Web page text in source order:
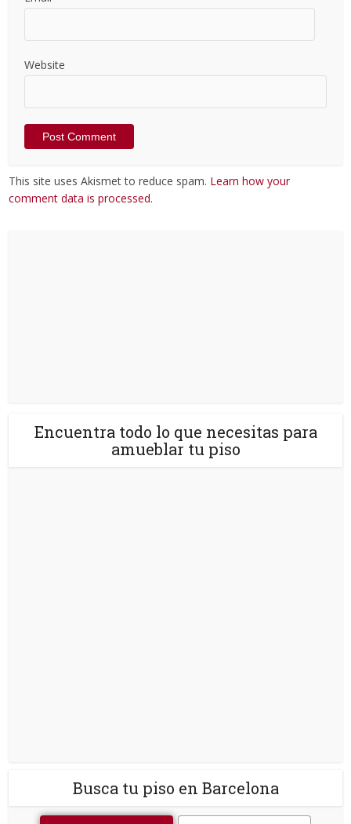
Website
This site uses Akismet to reduce spam. Learn how your
comment data is processed.
Encuentra todo lo que necesitas para
amueblar tu piso
Busca tu piso en Barcelona